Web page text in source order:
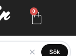
0
Sök